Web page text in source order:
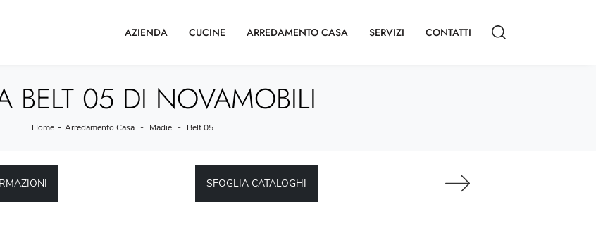
AZIENDA CUCINE ARREDAMENTO CASA SERVIZI CONTATTI
BELT 05 DI NOVAMOBILI
Home - Arredamento Casa - Madie - Belt 05
SFOGLIA CATALOGHI